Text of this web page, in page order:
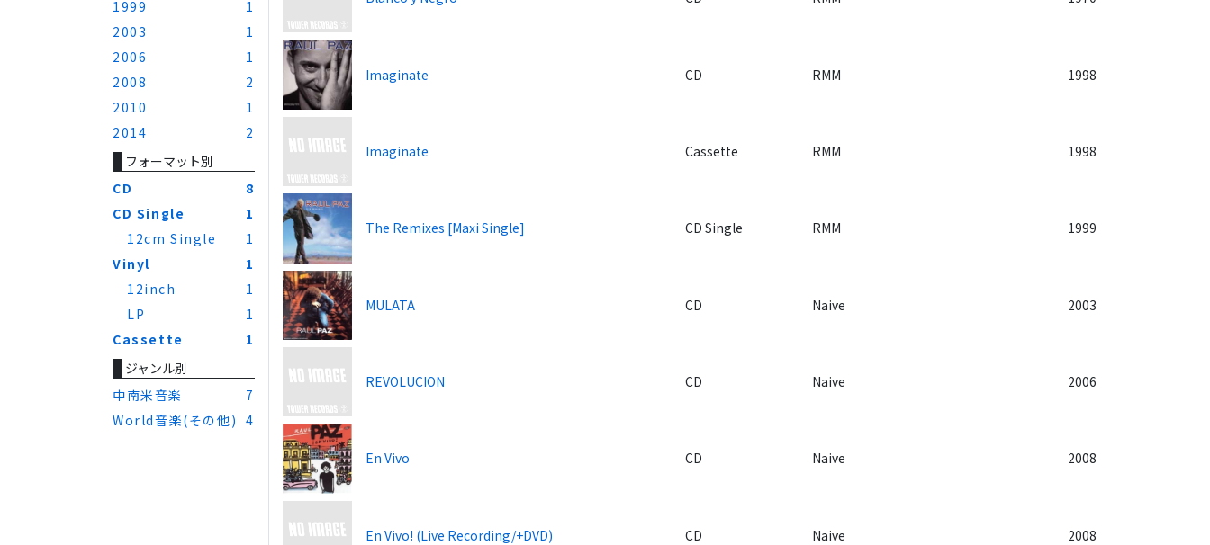
1999
1
2003
1
2006
1
2008
2
2010
1
2014
2
フォーマット別
CD
8
CD Single
1
12cm Single
1
Vinyl
1
12inch
1
LP
1
Cassette
1
ジャンル別
中南米音楽
7
World音楽(その他)
4
Imaginate CD RMM 1998
Imaginate Cassette RMM 1998
The Remixes [Maxi Single] CD Single RMM 1999
MULATA CD Naive 2003
REVOLUCION CD Naive 2006
En Vivo CD Naive 2008
En Vivo! (Live Recording/+DVD) CD Naive 2008